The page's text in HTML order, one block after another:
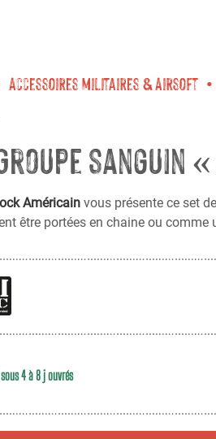
Accessoires militaires & Airsoft
sanguin
Américain vous présente ce set
être portées en chaine ou comme
sous 4 à 8 j ouvrés